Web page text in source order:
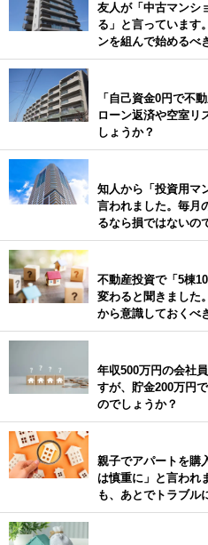
友人が「中古マンシ
る」と言っています
ンを組んで始めるべ
「自己資金0円で不
ローン返済や空室リ
しょうか？
知人から「投資用マ
言われました。毎月
るなら損ではないの
不動産投資で「5棟
変わると聞きました
から意識しておくべ
年収500万円の会社
すが、貯金200万円
のでしょうか？
親子でアパートを購
は慎重に」と言われ
も、あとでトラブル